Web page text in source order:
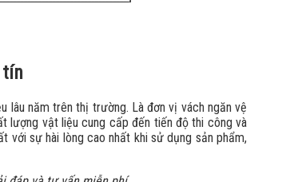
lâu năm trên thị trường. Là đơn vị vách ngăn vệ
lượng vật liệu cung cấp đến tiến độ thi công và
với sự hài lòng cao nhất khi sử dụng sản phẩm,